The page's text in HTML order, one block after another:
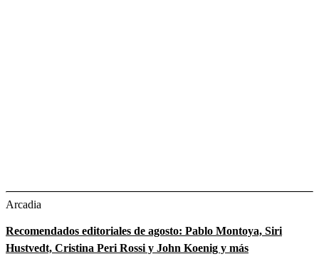
Arcadia
Recomendados editoriales de agosto: Pablo Montoya, Siri
Hustvedt, Cristina Peri Rossi y John Koenig y más